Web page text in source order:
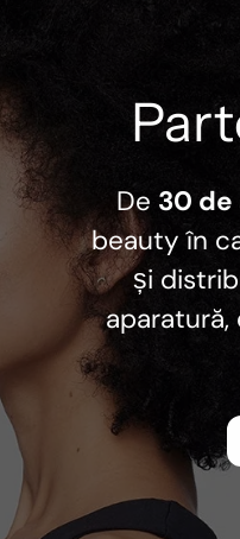
De 30 de
beauty în
și